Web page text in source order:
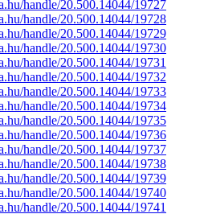
handle/20.500.14044/19727
handle/20.500.14044/19728
handle/20.500.14044/19729
handle/20.500.14044/19730
handle/20.500.14044/19731
handle/20.500.14044/19732
handle/20.500.14044/19733
handle/20.500.14044/19734
handle/20.500.14044/19735
handle/20.500.14044/19736
handle/20.500.14044/19737
handle/20.500.14044/19738
handle/20.500.14044/19739
handle/20.500.14044/19740
handle/20.500.14044/19741